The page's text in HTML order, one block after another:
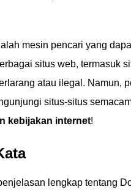
mesin pencari yang
situs web, termasuk
atau ilegal. Namun,
situs-situs
kebijakan internet!
lengkap tentang